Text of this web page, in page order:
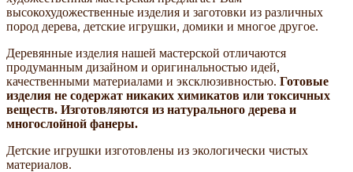
высокохудожественные изделия и заготовки из различных
пород дерева, детские игрушки, домики и многое другое.
Деревянные изделия нашей мастерской отличаются
продуманным дизайном и оригинальностью идей,
качественными материалами и эксклюзивностью. Готовые
изделия не содержат никаких химикатов или токсичных
веществ. Изготовляются из натурального дерева и
многослойной фанеры.
Детские игрушки изготовлены из экологически чистых
материалов.